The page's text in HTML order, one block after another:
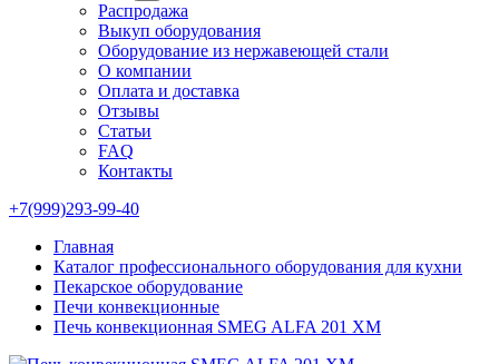
Распродажа
Выкуп оборудования
Оборудование из нержавеющей стали
О компании
Оплата и доставка
Отзывы
Статьи
FAQ
Контакты
+7(999)293-99-40
Главная
Каталог профессионального оборудования для кухни
Пекарское оборудование
Печи конвекционные
Печь конвекционная SMEG ALFA 201 XМ